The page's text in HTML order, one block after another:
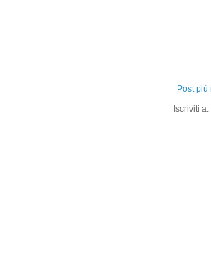
Post più
Iscriviti a: